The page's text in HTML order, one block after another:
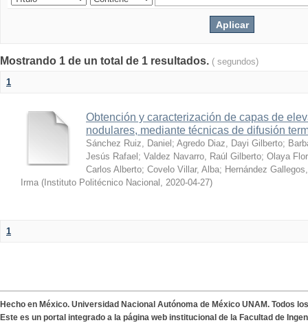
Mostrando 1 de un total de 1 resultados. ( segundos)
1
Obtención y caracterización de capas de
nodulares, mediante técnicas de difusión
Sánchez Ruiz, Daniel ; Agredo Diaz, Dayi Gilberto;
Jesús Rafael ; Valdez Navarro, Raúl Gilberto; Olaya
Carlos Alberto; Covelo Villar, Alba; Hernández
Irma ( Instituto Politécnico Nacional , 2020-04-27)
1
Hecho en México. Universidad Nacional Autónoma de México UNAM. Todos
Este es un portal integrado a la página web institucional de la Facultad de